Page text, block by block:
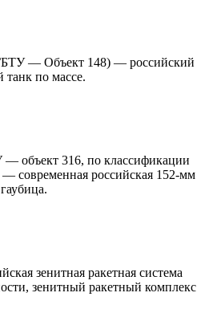
— Объект 148) — российский
танк по массе.
объект 316, по классификации
российская 152-мм
зенитная ракетная система
зенитный ракетный комплекс